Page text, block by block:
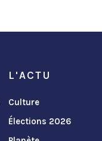
L'ACTU
Culture
Élections 2026